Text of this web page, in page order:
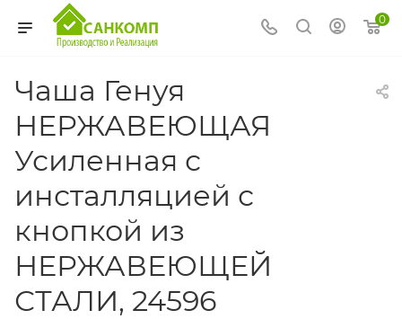
0
Чаша Генуя
НЕРЖАВЕЮЩАЯ
Усиленная с
инсталляцией с
кнопкой из
НЕРЖАВЕЮЩЕЙ
СТАЛИ, 24596